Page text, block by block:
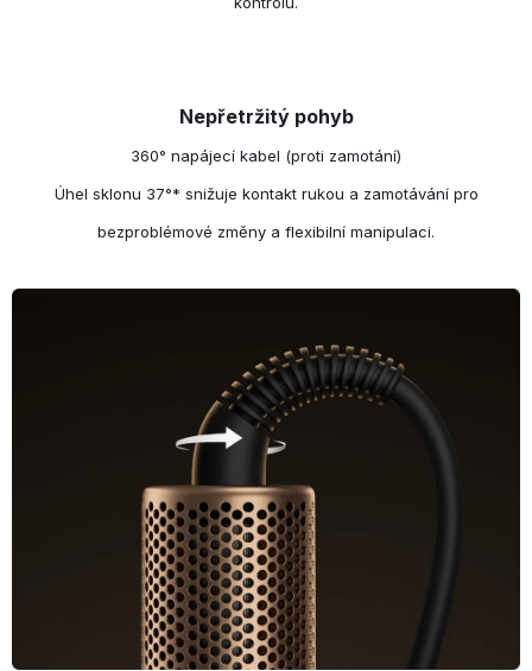
Nepřetržitý pohyb
360° napájecí kabel (proti zamotání)
Úhel sklonu 37°* snižuje kontakt rukou a zamotávání pro
bezproblémové změny a flexibilní manipulaci.